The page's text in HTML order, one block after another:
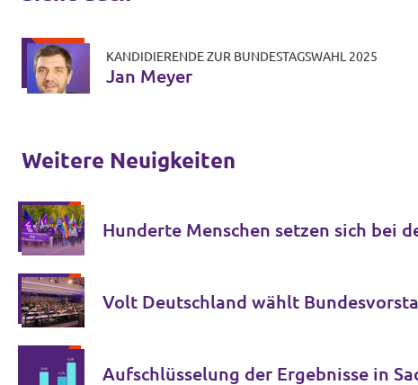
KANDIDIERENDE ZUR BUNDESTAGSWAHL 2025
Jan Meyer
Weitere Neuigkeiten
Hunderte Menschen setzen sich bei
Aufschlüsselung der Ergebnisse in